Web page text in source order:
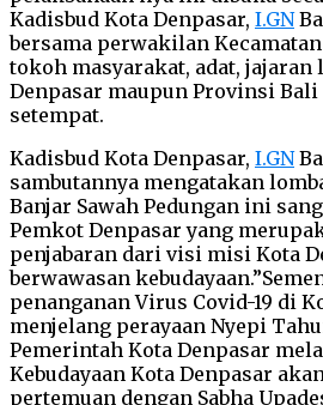
Kadisbud Kota Denpasar, I.GN
bersama perwakilan
tokoh masyarakat, adat, jajaran
Denpasar maupun Provinsi
setempat.
Kadisbud Kota Denpasar, I.GN
sambutannya mengatakan
Banjar Sawah Pedungan ini
Pemkot Denpasar yang
penjabaran dari visi misi Kota
berwawasan
penanganan Virus Covid-19 di
menjelang perayaan Nyepi
Pemerintah Kota Denpasar
Kebudayaan Kota Denpasar
pertemuan dengan Sabha